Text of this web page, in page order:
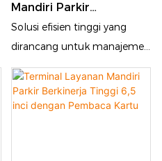
Mandiri Parkir
Dalam/Luar Ruangan
Tugas Berat 21,5 Inci
Solusi efisien tinggi yang
dirancang untuk manajemen
parkir modern, kios swalayan
21,5 inci ini memiliki layar
sentuh besar dan jernih yang